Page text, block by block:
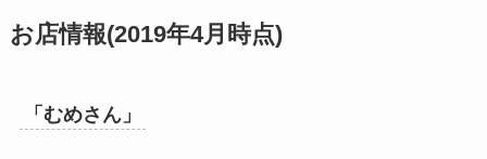
お店情報(2019年4月時点)
「むめさん」